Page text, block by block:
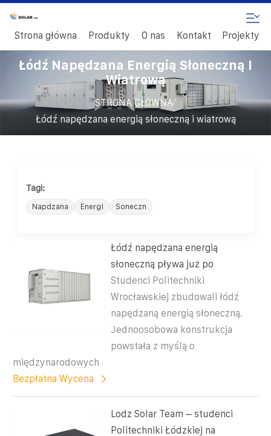
Strona główna Produkty O nas Kontakt Projekty
Łódź Napędzana Energią Słoneczną I
Wiatrową
STRONA GŁÓWNA/
Łódź napędzana energią słoneczną i wiatrową
Tagi:
Napdzana Energi Soneczn
Łódź napędzana energią
słoneczną pływa już po
Studenci Politechniki
Wrocławskiej zbudowali łódź
napędzaną energią słoneczną.
Jednoosobowa konstrukcja
powstała z myślą o
międzynarodowych
Bezpłatna Wycena
Lodz Solar Team – studenci
Politechniki Łódzkiej na